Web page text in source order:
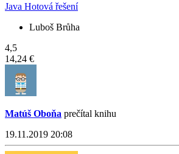
Java Hotová řešení
Luboš Brůha
4,5
14,24 €
Matúš Oboňa prečítal knihu
19.11.2019 20:08